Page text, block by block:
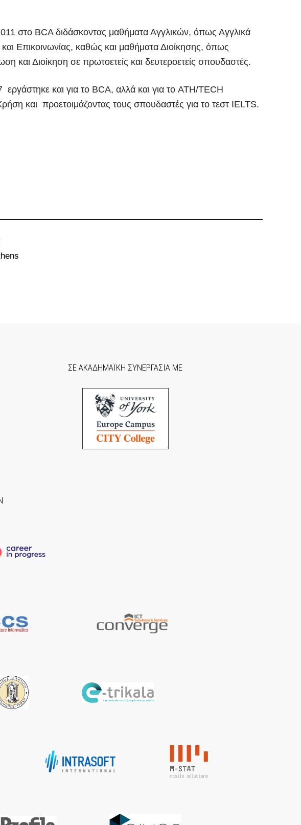
στο BCA διδάσκοντας μαθήματα Αγγλικών, όπως Αγγλικά
Επικοινωνίας, καθώς και μαθήματα Διοίκησης, όπως
και Διοίκηση σε πρωτοετείς και δευτεροετείς σπουδαστές.
και για το BCA, αλλά και για το ATH/TECH
και προετοιμάζοντας τους σπουδαστές για το τεστ IELTS.
ΣΕ ΑΚΑΔΗΜΑΪΚΗ ΣΥΝΕΡΓΑΣΙΑ ΜΕ